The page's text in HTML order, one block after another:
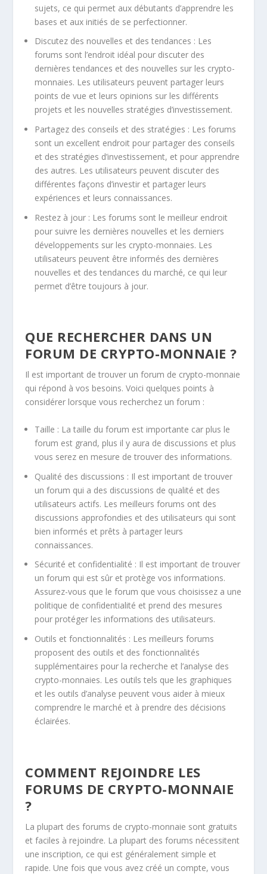
sujets, ce qui permet aux débutants d’apprendre les
bases et aux initiés de se perfectionner.
Discutez des nouvelles et des tendances : Les
forums sont l’endroit idéal pour discuter des
dernières tendances et des nouvelles sur les crypto-
monnaies. Les utilisateurs peuvent partager leurs
points de vue et leurs opinions sur les différents
projets et les nouvelles stratégies d’investissement.
Partagez des conseils et des stratégies : Les forums
sont un excellent endroit pour partager des conseils
et des stratégies d’investissement, et pour apprendre
des autres. Les utilisateurs peuvent discuter des
différentes façons d’investir et partager leurs
expériences et leurs connaissances.
Restez à jour : Les forums sont le meilleur endroit
pour suivre les dernières nouvelles et les derniers
développements sur les crypto-monnaies. Les
utilisateurs peuvent être informés des dernières
nouvelles et des tendances du marché, ce qui leur
permet d’être toujours à jour.
QUE RECHERCHER DANS UN
FORUM DE CRYPTO-MONNAIE ?
Il est important de trouver un forum de crypto-monnaie
qui répond à vos besoins. Voici quelques points à
considérer lorsque vous recherchez un forum :
Taille : La taille du forum est importante car plus le
forum est grand, plus il y aura de discussions et plus
vous serez en mesure de trouver des informations.
Qualité des discussions : Il est important de trouver
un forum qui a des discussions de qualité et des
utilisateurs actifs. Les meilleurs forums ont des
discussions approfondies et des utilisateurs qui sont
bien informés et prêts à partager leurs
connaissances.
Sécurité et confidentialité : Il est important de trouver
un forum qui est sûr et protège vos informations.
Assurez-vous que le forum que vous choisissez a une
politique de confidentialité et prend des mesures
pour protéger les informations des utilisateurs.
Outils et fonctionnalités : Les meilleurs forums
proposent des outils et des fonctionnalités
supplémentaires pour la recherche et l’analyse des
crypto-monnaies. Les outils tels que les graphiques
et les outils d’analyse peuvent vous aider à mieux
comprendre le marché et à prendre des décisions
éclairées.
COMMENT REJOINDRE LES
FORUMS DE CRYPTO-MONNAIE
?
La plupart des forums de crypto-monnaie sont gratuits
et faciles à rejoindre. La plupart des forums nécessitent
une inscription, ce qui est généralement simple et
rapide. Une fois que vous avez créé un compte, vous